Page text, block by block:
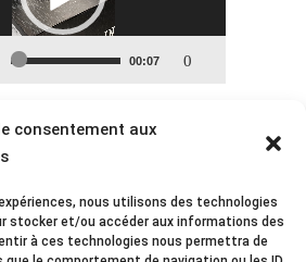
consentement aux
nous utilisons des technologies
stocker et/ou accéder aux informations des
à ces technologies nous permettra de
00:07
ARMANI
avec la technologie
dans les aéroports.
automatique de parfums